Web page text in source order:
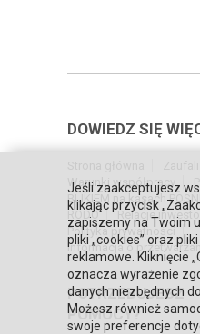
DOWIEDZ SIĘ
Warunki współpracy
BLIKIEM na kasach
RODO
Relacje
Polityka prywatności
Informacja o
POTRZEBUJESZ
POMOCY?
Jeśli zaakceptujesz
klikając przycisk
zapiszemy na Twoim
pliki „cookies” oraz
reklamowe. Kliknięcie
oznacza wyrażenie
danych niezbędnych
Możesz również
swoje preferencje